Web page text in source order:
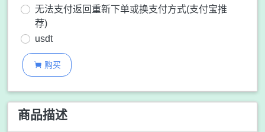
无法支付返回重新下单或换支付方式(支付宝推
荐)
usdt
 购买
商品描述